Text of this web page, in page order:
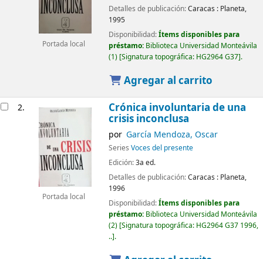
Portada local
Detalles de publicación:Caracas : Planeta,
1995
Disponibilidad:Ítems disponibles para
préstamo: Biblioteca Universidad Monteávila
(1) Signatura topográfica: HG2964 G37 .
Agregar al carrito
2.
Portada local
Crónica involuntaria de una
crisis inconclusa
por García Mendoza, Oscar
Series Voces del presente
Edición:3a ed.
Detalles de publicación:Caracas : Planeta,
1996
Disponibilidad:Ítems disponibles para
préstamo: Biblioteca Universidad Monteávila
(2) Signatura topográfica: HG2964 G37 1996,
.. .